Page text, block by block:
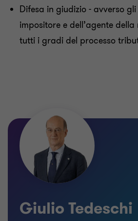
Difesa in giudizio - avverso
impositore e dell’agente della
tutti i gradi del processo
Giulio Tedeschi